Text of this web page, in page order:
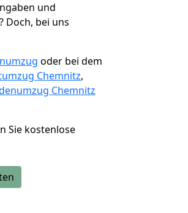
und
Doch, bei uns
oder bei dem
Chemnitz,
Chemnitz
Sie kostenlose